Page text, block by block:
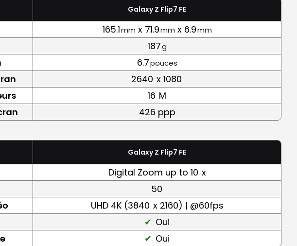
Galaxy Z Flip7 FE
165.1mm x 71.9mm x 6.9mm
187g
6.7pouces
2640 x 1080
16 M
426 ppp
Galaxy Z Flip7 FE
Digital Zoom up to 10 x
50
UHD 4K (3840 x 2160) | @60fps
Oui
Oui